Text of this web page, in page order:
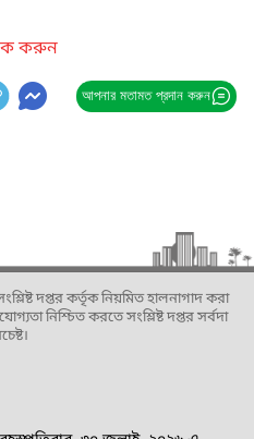
করুন
আপনার মতামত প্রদান করুন
দপ্তর কর্তৃক নিয়মিত হালনাগাদ করা
নিশ্চিত করতে সংশ্লিষ্ট দপ্তর সর্বদা